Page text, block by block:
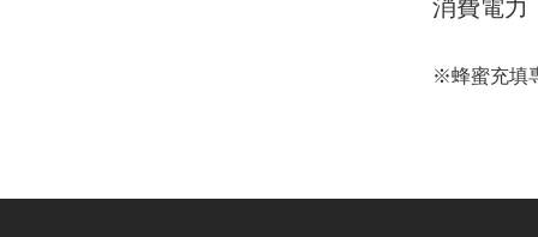
消費電力
※蜂蜜充填